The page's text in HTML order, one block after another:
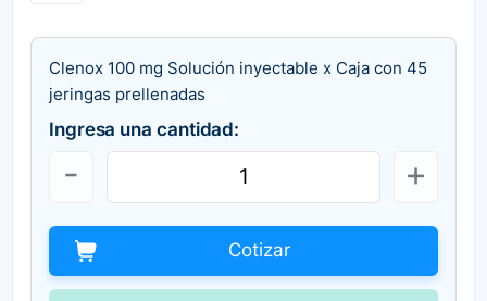
Clenox 100 mg Solución inyectable x Caja con 45
jeringas prellenadas
Ingresa una cantidad:
Cotizar